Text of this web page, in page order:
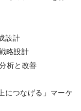
設計
略設計
析と改善
につなげる」マーケ